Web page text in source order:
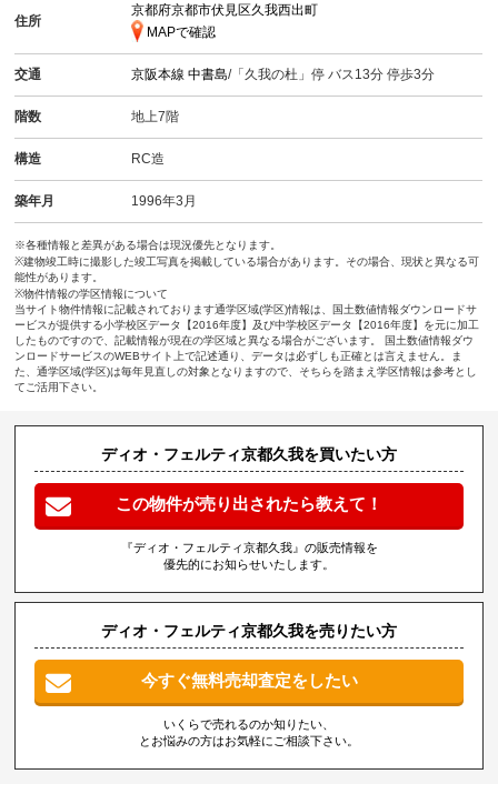
住所
京都府京都市伏見区久我西出町
MAPで確認
交通 京阪本線中書島/「久我の杜」停 バス13分 停歩3分
階数 地上7階
構造 RC造
築年月 1996年3月
※各種情報と差異がある場合は現況優先となります。
※建物竣工時に撮影した竣工写真を掲載している場合があります。その場合、現状と異なる可
能性があります。
※物件情報の学区情報について
当サイト物件情報に記載されております通学区域(学区)情報は、国土数値情報ダウンロードサ
ービスが提供する小学校区データ【2016年度】及び中学校区データ【2016年度】を元に加工
したものですので、記載情報が現在の学区域と異なる場合がございます。 国土数値情報ダウ
ンロードサービスのWEBサイト上で記述通り、データは必ずしも正確とは言えません。ま
た、通学区域(学区)は毎年見直しの対象となりますので、そちらを踏まえ学区情報は参考とし
てご活用下さい。
ディオ・フェルティ京都久我を買いたい方
この物件が売り出されたら教えて！
『ディオ・フェルティ京都久我』の販売情報を
優先的にお知らせいたします。
ディオ・フェルティ京都久我を売りたい方
今すぐ無料売却査定をしたい
いくらで売れるのか知りたい、
とお悩みの方はお気軽にご相談下さい。